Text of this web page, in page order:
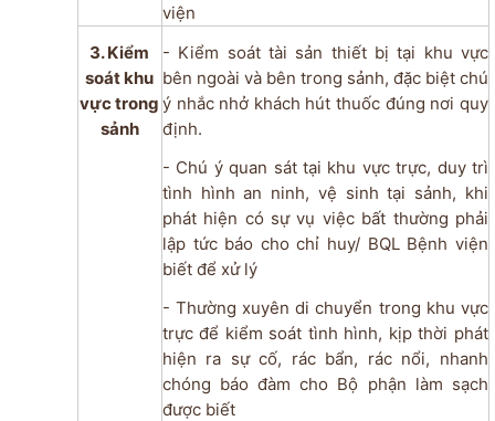
viện
3. Kiểm
soát khu
vực trong
sảnh
- Kiểm soát tài sản thiết bị tại khu vực
bên ngoài và bên trong sảnh, đặc biệt chú
ý nhắc nhở khách hút thuốc đúng nơi quy
định.
- Chú ý quan sát tại khu vực trực, duy trì
tình hình an ninh, vệ sinh tại sảnh, khi
phát hiện có sự vụ việc bất thường phải
lập tức báo cho chỉ huy/ BQL Bệnh viện
biết để xử lý
- Thường xuyên di chuyển trong khu vực
trực để kiểm soát tình hình, kịp thời phát
hiện ra sự cố, rác bẩn, rác nổi, nhanh
chóng báo đàm cho Bộ phận làm sạch
được biết